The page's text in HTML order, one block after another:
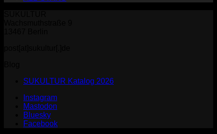
SUKULTUR Katalog 2026
Instagram
Mastodon
Bluesky
Facebook